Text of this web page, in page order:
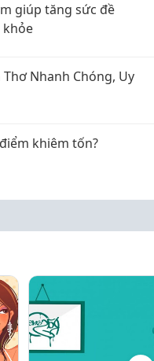
giúp tăng sức đề
khỏe
Nhanh Chóng, Uy
khiêm tốn?